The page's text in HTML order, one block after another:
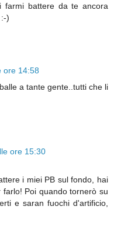
battere da te ancora
)
ore 14:58
a tante gente..tutti che li
ore 15:30
i miei PB sul fondo, hai
Poi quando tornerò su
e saran fuochi d'artificio,